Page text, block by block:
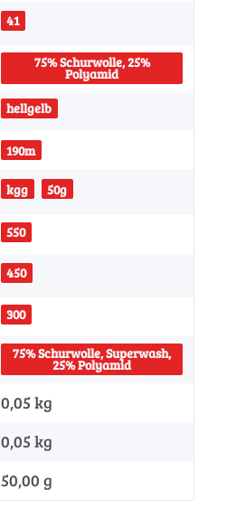
41
75% Schurwolle, 25%
Polyamid
hellgelb
190m
kgg 50g
550
450
300
75% Schurwolle, Superwash,
25% Polyamid
0,05 kg
0,05 kg
50,00 g